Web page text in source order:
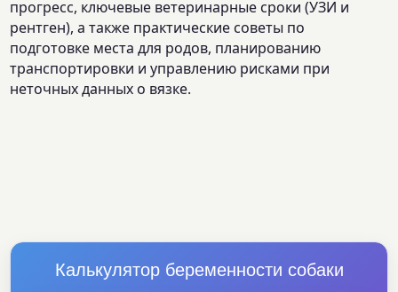
прогресс, ключевые ветеринарные сроки (УЗИ и
рентген), а также практические советы по
подготовке места для родов, планированию
транспортировки и управлению рисками при
неточных данных о вязке.
Калькулятор беременности собаки